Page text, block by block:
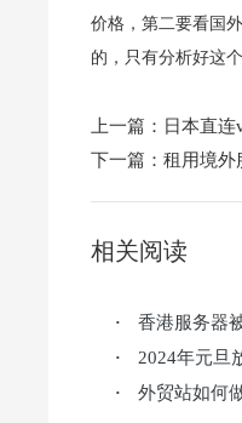
价格，第二要看国
的，只有分析好这
上一篇： 日本直连
下一篇： 租用境外
相关阅读
· 香港服务器
· 2024年元旦
· 外贸站如何